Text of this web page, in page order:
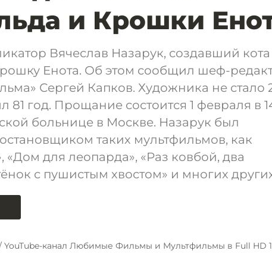
и Крошки
Вячеслав Назарук, создавший кота
Енота. Об этом сообщил шеф-
Сергей Капков. Художника не стало
81 год. Прощание состоится 1 февраля в
больнице в Москве. Назарук был
таких мультфильмов, как
«Дом для леопарда», «Раз ковбой, два
с пушистым хвостом» и многих
YouTube-канал Любимые Фильмы и Мультфильмы в Full HD